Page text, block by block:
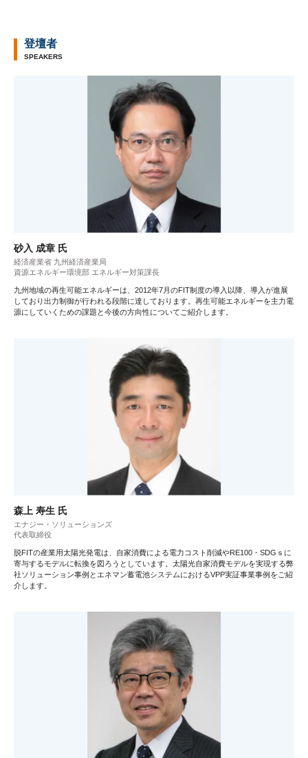
登壇者
SPEAKERS
砂入 成章 氏
経済産業省 九州経済産業局
資源エネルギー環境部 エネルギー対策課長
九州地域の再生可能エネルギーは、2012年7月のFIT制度の導入以降、導入が進展
しており出力制御が行われる段階に達しております。再生可能エネルギーを主力電
源にしていくための課題と今後の方向性についてご紹介します。
森上 寿生 氏
エナジー・ソリューションズ
代表取締役
脱FITの産業用太陽光発電は、自家消費による電力コスト削減やRE100・SDGｓに
寄与するモデルに転換を図ろうとしています。太陽光自家消費モデルを実現する弊
社ソリューション事例とエネマン蓄電池システムにおけるVPP実証事業事例をご紹
介します。